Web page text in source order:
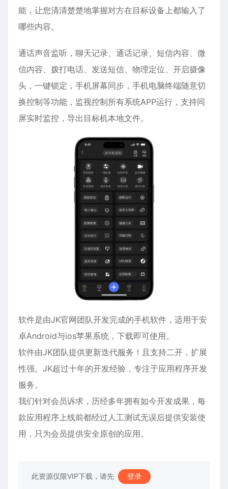
能，让您清清楚楚地掌握对方在目标设备上都输入了
哪些内容。
通话声音监听，聊天记录、通话记录、短信内容、 微
信内容、拨打电话、发送短信、物理定位、开启摄像
头，一键锁定，手机屏幕同步，手机电脑终端随意切
换控制等功能，监视控制所有系统APP运行，支持同
屏实时监控，导出目标机本地文件。
软件是由JK官网团队开发完成的手机软件，适用于安
卓Android与ios苹果系统，下载即可使用。
软件由JK团队提供更新迭代服务！且支持二开，扩展
性强。JK超过十年的开发经验，专注于应用程序开发
服务。
我们针对会员诉求，历经多年拥有如今开发成果，每
款应用程序上线前都经过人工测试无误后提供安装使
用，只为会员提供安全原创的应用。
此资源仅限VIP下载，请先 登录